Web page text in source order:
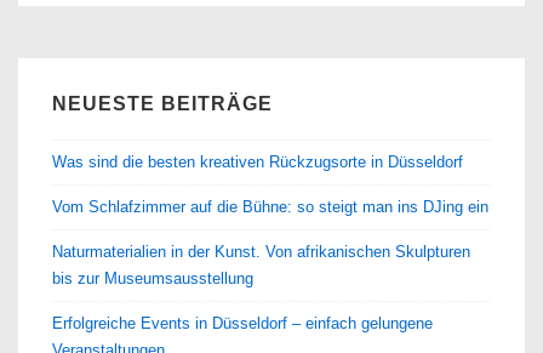
NEUESTE BEITRÄGE
Was sind die besten kreativen Rückzugsorte in Düsseldorf
Vom Schlafzimmer auf die Bühne: so steigt man ins DJing ein
Naturmaterialien in der Kunst. Von afrikanischen Skulpturen
bis zur Museumsausstellung
Erfolgreiche Events in Düsseldorf – einfach gelungene